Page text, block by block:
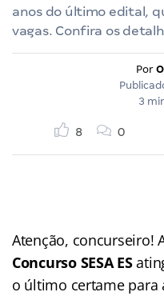
anos do último edital,
vagas. Confira os
Por
3
8 0
Atenção, concurseiro!
Concurso SESA ES
o último certame para